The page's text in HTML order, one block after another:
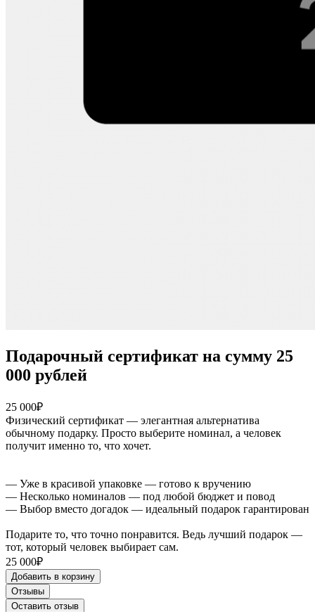
Подарочный сертификат на сумму 25
000 рублей
25 000₽
Физический сертификат — элегантная альтернатива
обычному подарку. Просто выберите номинал, а человек
получит именно то, что хочет.
— Уже в красивой упаковке — готово к вручению
— Несколько номиналов — под любой бюджет и повод
— Выбор вместо догадок — идеальный подарок гарантирован
Подарите то, что точно понравится. Ведь лучший подарок —
тот, который человек выбирает сам.
25 000₽
Добавить в корзину
Отзывы
Оставить отзыв